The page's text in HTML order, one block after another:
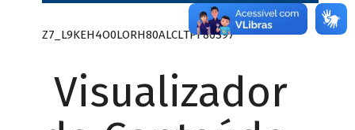
Z7_L9KEH4O0LORH80ALCLTPF80S97
Visualizador